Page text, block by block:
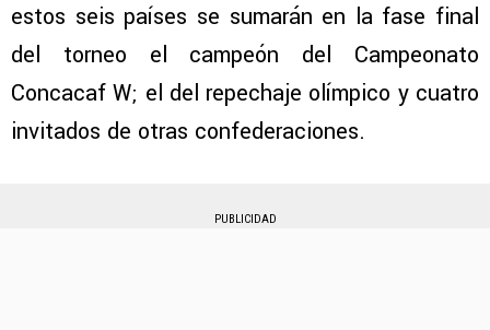
estos seis países se sumarán en la fase final
del torneo el campeón del Campeonato
Concacaf W; el del repechaje olímpico y cuatro
invitados de otras confederaciones.
PUBLICIDAD